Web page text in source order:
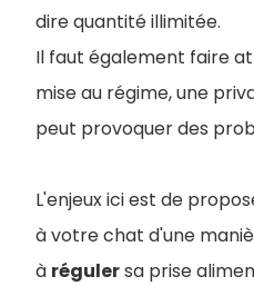
dire quantité illimitée.
Il faut également faire
mise au régime, une
peut provoquer des
L'enjeux ici est de
à votre chat d'une
à régulersa prise